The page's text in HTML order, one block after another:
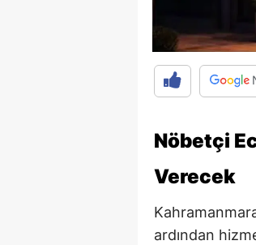
Nöbetçi
Verecek
ardından